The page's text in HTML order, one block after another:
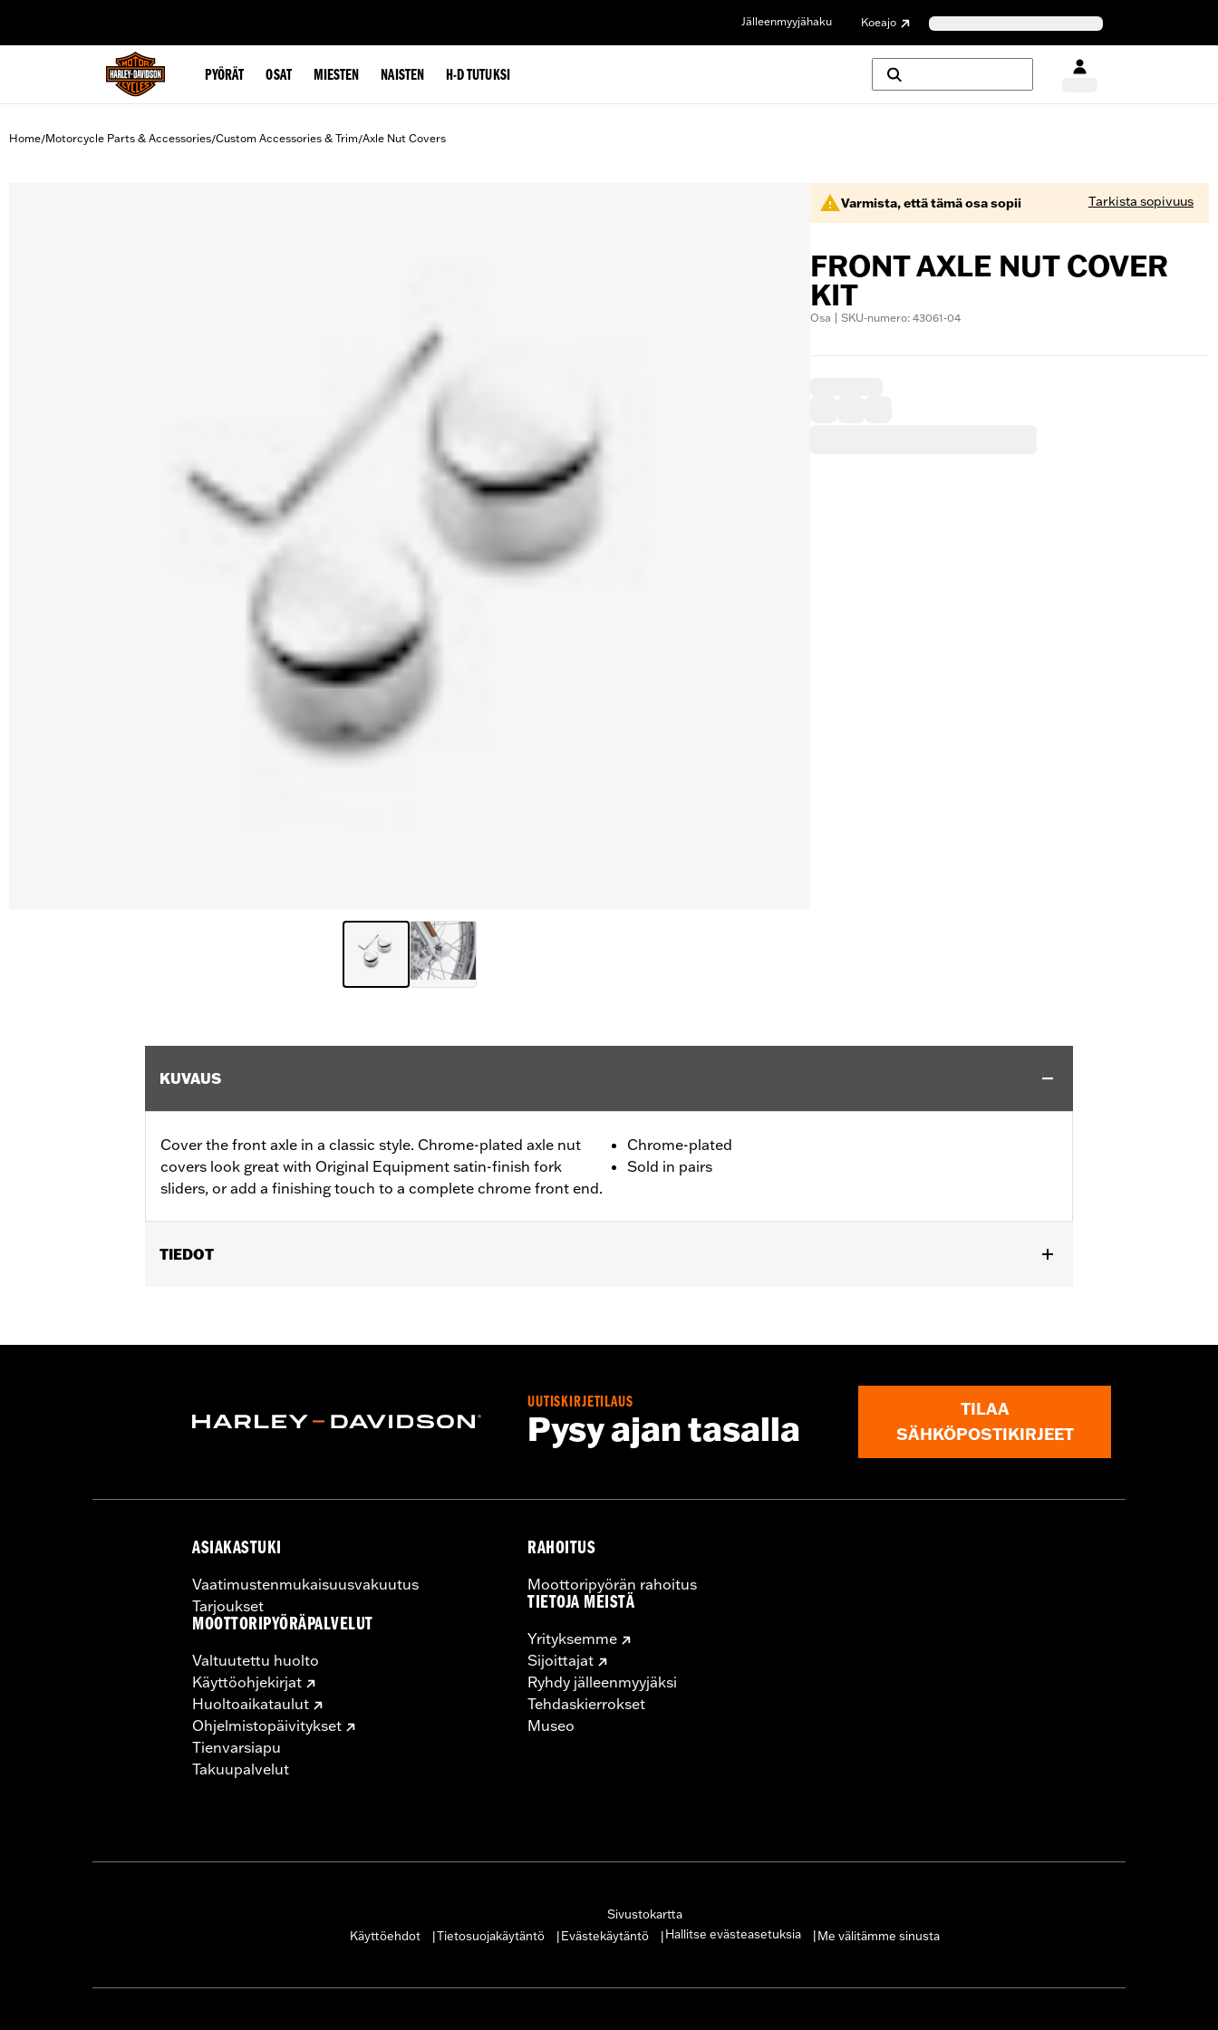
Jälleenmyyjähaku Koeajo
PYÖRÄT OSAT MIESTEN NAISTEN H-D TUTUKSI
Home/Motorcycle Parts & Accessories/Custom Accessories & Trim/Axle Nut Covers
Varmista, että tämä osa sopii Tarkista sopivuus
FRONT AXLE NUT COVER
KIT
Osa | SKU-numero: 43061-04
KUVAUS
Cover the front axle in a classic style. Chrome-plated axle nut
covers look great with Original Equipment satin-finish fork
sliders, or add a finishing touch to a complete chrome front end.
Chrome-plated
Sold in pairs
TIEDOT
Material:Billet
UUTISKIRJETILAUS
Pysy ajan tasalla
TILAA
SÄHKÖPOSTIKIRJEET
ASIAKASTUKI
Vaatimustenmukaisuusvakuutus
Tarjoukset
MOOTTORIPYÖRÄPALVELUT
Valtuutettu huolto
Käyttöohjekirjat
Huoltoaikataulut
Ohjelmistopäivitykset
Tienvarsiapu
Takuupalvelut
RAHOITUS
Moottoripyörän rahoitus
TIETOJA MEISTÄ
Yrityksemme
Sijoittajat
Ryhdy jälleenmyyjäksi
Tehdaskierrokset
Museo
Sivustokartta
Käyttöehdot
Tietosuojakäytäntö Evästekäytäntö Hallitse evästeasetuksia Me välitämme sinusta